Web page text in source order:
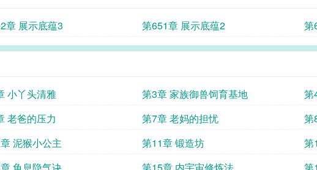
章 展示底蕴3 第651章 展示底蕴2 第
小丫头清雅 第3章 家族御兽饲育基地
第
老爸的压力
第7章 老妈的担忧
第
泥猴小公主
第11章 锻造坊
第